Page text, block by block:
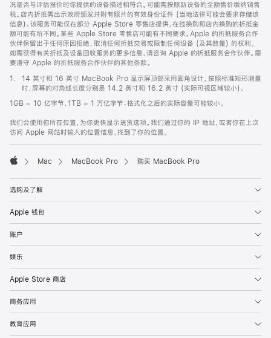
况是否与评估报价时你提供的设备描述相符合。可能需按照新设备的全额售价缴纳销售
税。店内折抵需出示政府颁发并附有照片的有效身份证件 (当地法律可能会要求存储该
信息)。该服务可能仅在部分 Apple Store 零售店提供，在线换购和店内换购的折抵金
额可能有所不同。某些 Apple Store 零售店可能有不同要求。Apple 的折抵服务合作
伙伴保留出于任何原因拒绝、取消任何折抵交易或限制任何设备 (及其数量) 的权利。
如需获得有关折抵及设备回收服务的更多信息，请咨询 Apple 的折抵服务合作伙伴。需
要遵守 Apple 的折抵服务合作伙伴的其他条款。
脚
1.
14 英寸和 16 英寸 MacBook Pro 显示屏顶部采用圆角设计。按照标准矩形测量
时，屏幕的对角线长度分别是 14.2 英寸和 16.2 英寸 (实际可视区域较小)。
1GB = 10 亿字节，1TB = 1 万亿字节；格式化之后的实际容量可能较小。
我们会使用你所在位置，为你更快显示送货选项。我们通过你的 IP 地址，或者你在上次
访问 Apple 网站时输入的位置信息，找到了你的位置。
Mac MacBook Pro 购买 MacBook Pro
选购及了解
Apple 钱包
账户
娱乐
Apple Store 商店
商务应用
教育应用